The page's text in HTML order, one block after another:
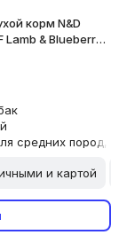
корм N&D
Lamb & Blueberry
для
12кг
средних пород,
и картой